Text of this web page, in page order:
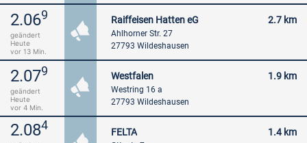
2.069
geändert
Heute
vor 13 Min.
Raiffeisen Hatten eG 2.7 km
Ahlhorner Str. 27
27793 Wildeshausen
2.079
geändert
Heute
vor 4 Min.
Westfalen 1.9 km
Westring 16 a
27793 Wildeshausen
2.084 FELTA 1.4 km